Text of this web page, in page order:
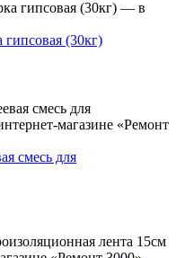
(30кг)
смесь для